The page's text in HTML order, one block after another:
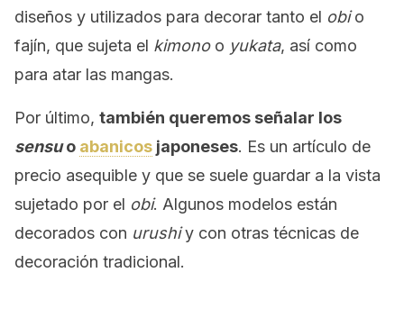
diseños y utilizados para decorar tanto el obio
fajín, que sujeta el kimonoo yukata, así como
para atar las mangas.
Por último, también queremos señalar los
sensuo abanicos japoneses. Es un artículo de
precio asequible y que se suele guardar a la vista
sujetado por el obi. Algunos modelos están
decorados con urushiy con otras técnicas de
decoración tradicional.